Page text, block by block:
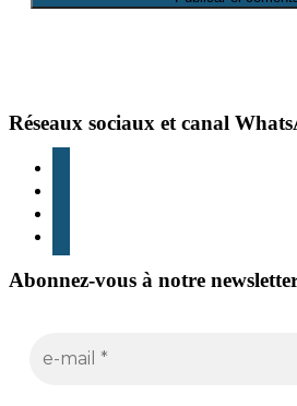
Pied
page
Réseaux sociaux et canal
Abonnez-vous à notre